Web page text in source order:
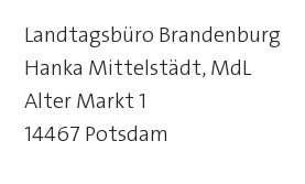
Landtagsbüro Brandenburg
Hanka Mittelstädt, MdL
Alter Markt 1
14467 Potsdam